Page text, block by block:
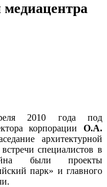
2010 года под
корпорации О.А.
архитектурной
специалистов в
были проекты
парк» и главного